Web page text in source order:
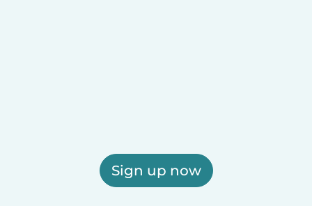
Sign up now